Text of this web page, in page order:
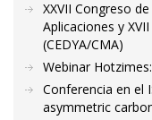
XXVII Congreso
Aplicaciones y
(CEDYA/CMA)
Webinar
Conferencia en el
asymmetric